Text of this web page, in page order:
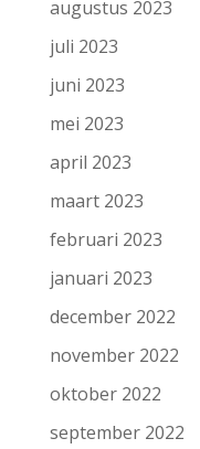
augustus 2023
juli 2023
juni 2023
mei 2023
april 2023
maart 2023
februari 2023
januari 2023
december 2022
november 2022
oktober 2022
september 2022